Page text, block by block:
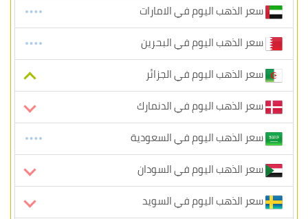
سعر الذهب اليوم في الامارات
سعر الذهب اليوم في البحرين
سعر الذهب اليوم في الجزائر
سعر الذهب اليوم في الدنمارك
سعر الذهب اليوم في السعودية
سعر الذهب اليوم في السودان
سعر الذهب اليوم في السويد